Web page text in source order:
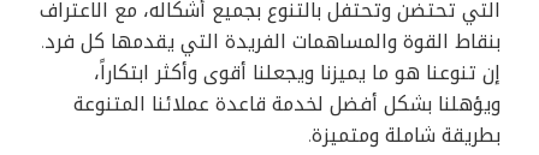
التي تحتضن وتحتفل بالتنوع بجميع أشكاله، مع الاعتراف
بنقاط القوة والمساهمات الفريدة التي يقدمها كل فرد.
إن تنوعنا هو ما يميزنا ويجعلنا أقوى وأكثر ابتكاراً،
ويؤهلنا بشكل أفضل لخدمة قاعدة عملائنا المتنوعة
بطريقة شاملة ومتميزة.